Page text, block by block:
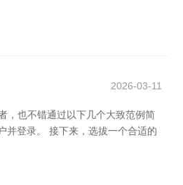
2026-03-11
，也不错通过以下几个大致范例简
并登录。 接下来，选拔一个合适的